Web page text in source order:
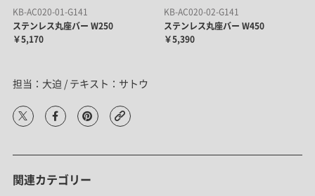
KB-AC020-01-G141
ステンレス丸座バー W250
￥5,170
KB-AC020-02-G141
ステンレス丸座バー W450
￥5,390
担当：大迫 / テキスト：サトウ
関連カテゴリー